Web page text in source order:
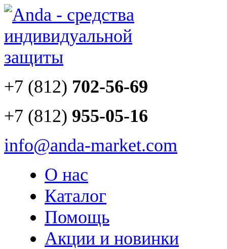
+7 (812) 702-56-69
+7 (812) 955-05-16
info@anda-market.com
О нас
Каталог
Помощь
Акции и новинки